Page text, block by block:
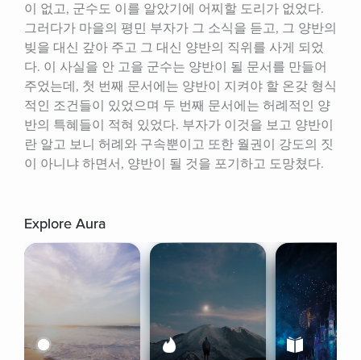
이 없고, 군수도 이를 알았기에 어찌할 도리가 없었다.
그러다가 마을의 평민 부자가 그 소식을 듣고, 그 양반의
빚을 대신 갚아 주고 그 대신 양반의 직위를 사게 되었
다. 이 사실을 안 고을 군수는 양반이 될 문서를 만들어
주었는데, 첫 번째 문서에는 양반이 지켜야 할 온갖 형식
적인 조건들이 있었으며 두 번째 문서에는 허례적인 양
반의 특혜들이 적혀 있었다. 부자가 이것을 보고 양반이
란 알고 보니 허례와 구속뿐이고 또한 월권이 강도의 짓
이 아니냐 하면서, 양반이 될 것을 포기하고 도망쳤다.
Explore Aura